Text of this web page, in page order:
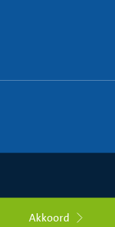
Akkoord